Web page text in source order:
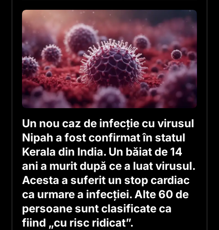
Un nou caz de infecție cu virusul
Nipah a fost confirmat în statul
Kerala din India. Un băiat de 14
ani a murit după ce a luat virusul.
Acesta a suferit un stop cardiac
ca urmare a infecției. Alte 60 de
persoane sunt clasificate ca
fiind „cu risc ridicat”.